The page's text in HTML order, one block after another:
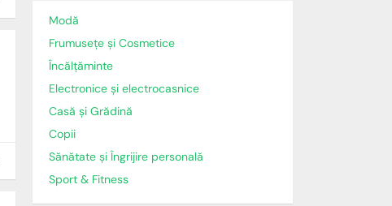
Modă
Frumusețe și Cosmetice
Încălţăminte
Electronice și electrocasnice
Casă și Grădină
Copii
Sănătate și Îngrijire personală
Sport & Fitness